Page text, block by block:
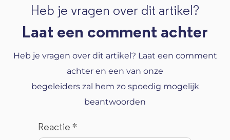
Heb je vragen over dit artikel?
Laat een comment achter
Heb je vragen over dit artikel? Laat een comment
achter en een van onze
begeleiders zal hem zo spoedig mogelijk
beantwoorden
Reactie*